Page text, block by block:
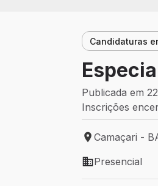
Candidaturas
Publicada em
Inscrições
Local de
Camaçari -
Modelo de
Presencial